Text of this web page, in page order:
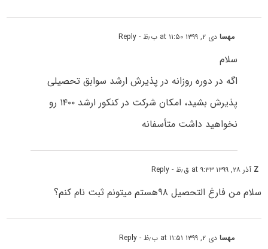
مهسادی ۲, ۱۳۹۹ at ۱۱:۵۰ ب٫ظ - Reply
سلام
اگه در دوره روزانه در پذیرش ارشد سوابق تحصیلی
پذیرش بشید، امکان شرکت در کنکور ارشد ۱۴۰۰ رو
نخواهید داشت متأسفانه
Z آذر ۲۸, ۱۳۹۹ at ۹:۳۳ ق٫ظ - Reply
سلام من فارغ التحصیل ۹۸هستم میتونم ثبت نام کنم؟
مهسادی ۲, ۱۳۹۹ at ۱۱:۵۱ ب٫ظ - Reply